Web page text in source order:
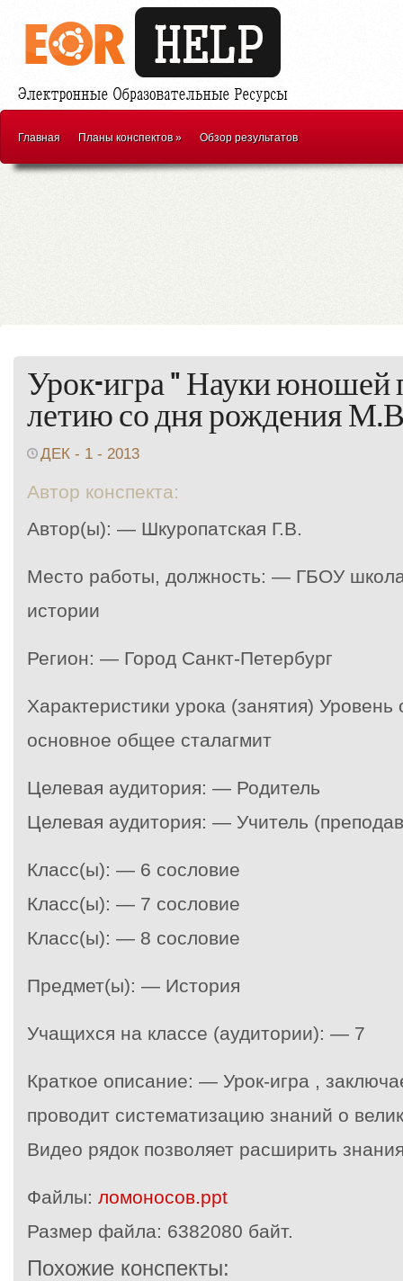
Главная Планы конспектов» Обзор результатов
Урок-игра " Науки юношей
летию со дня рождения
ДЕК - 1 - 2013
Автор конспекта:
Автор(ы): — Шкуропатская Г.В.
Место работы, должность: — ГБОУ
истории
Регион: — Город Санкт-Петербург
Характеристики урока (занятия)
основное общее сталагмит
Целевая аудитория: — Родитель
Целевая аудитория: — Учитель
Класс(ы): — 6 сословие
Класс(ы): — 7 сословие
Класс(ы): — 8 сословие
Предмет(ы): — История
Учащихся на классе (аудитории): — 7
Краткое описание: — Урок-игра ,
проводит систематизацию знаний о
Видео рядок позволяет расширить
Файлы: ломоносов.ppt
Размер файла: 6382080 байт.
Похожие конспекты: